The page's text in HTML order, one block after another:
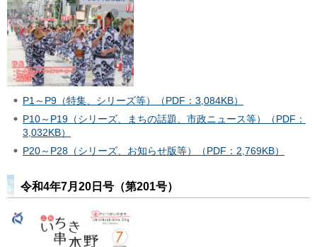
P1～P9（特集、シリーズ等）（PDF：3,084KB）
P10～P19（シリーズ、まちの話題、市政ニュース等）（PDF：
3,032KB）
P20～P28（シリーズ、お知らせ版等）（PDF：2,769KB）
令和4年7月20日号（第201号）